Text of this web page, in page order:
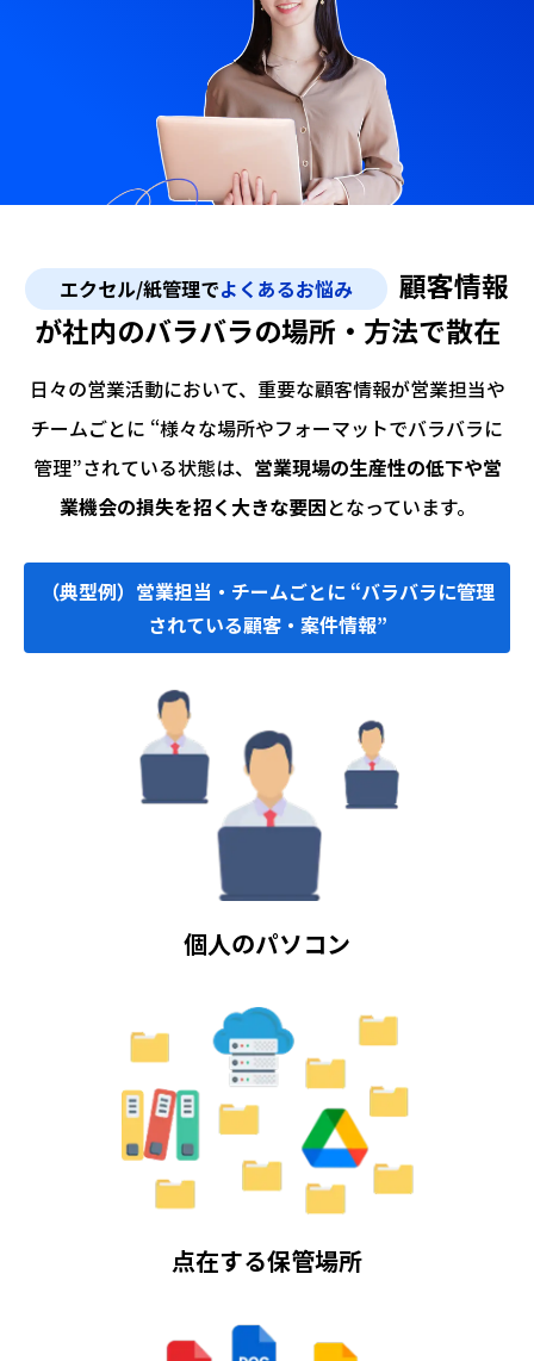
エクセル/紙管理でよくあるお悩み
顧客情報
が社内のバラバラの場所・方法で散在
日々の営業活動において、重要な顧客情報が営業担当や
チームごとに “様々な場所やフォーマットでバラバラに
管理”されている状態は、 営業現場の生産性の低下や営
業機会の損失を招く大きな要因となっています。
（典型例）営業担当・チームごとに “バラバラに管理
されている顧客・案件情報”
個人のパソコン
点在する保管場所